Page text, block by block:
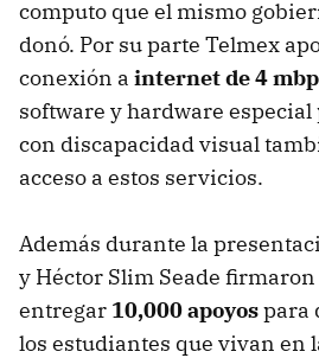
computo que el mismo
donó. Por su parte Telmex
conexión a internet de 4
software y hardware
con discapacidad visual
acceso a estos servicios.
Además durante la
y Héctor Slim Seade
entregar 10,000 apoyospara
los estudiantes que vivan en